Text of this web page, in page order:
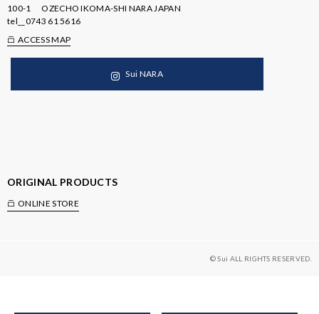
100-1 OZECHO IKOMA-SHI NARA JAPAN
tel__ 0743 61 5616
ACCESS MAP
Sui NARA
ORIGINAL PRODUCTS
ONLINE STORE
© Sui ALL RIGHTS RESERVED.